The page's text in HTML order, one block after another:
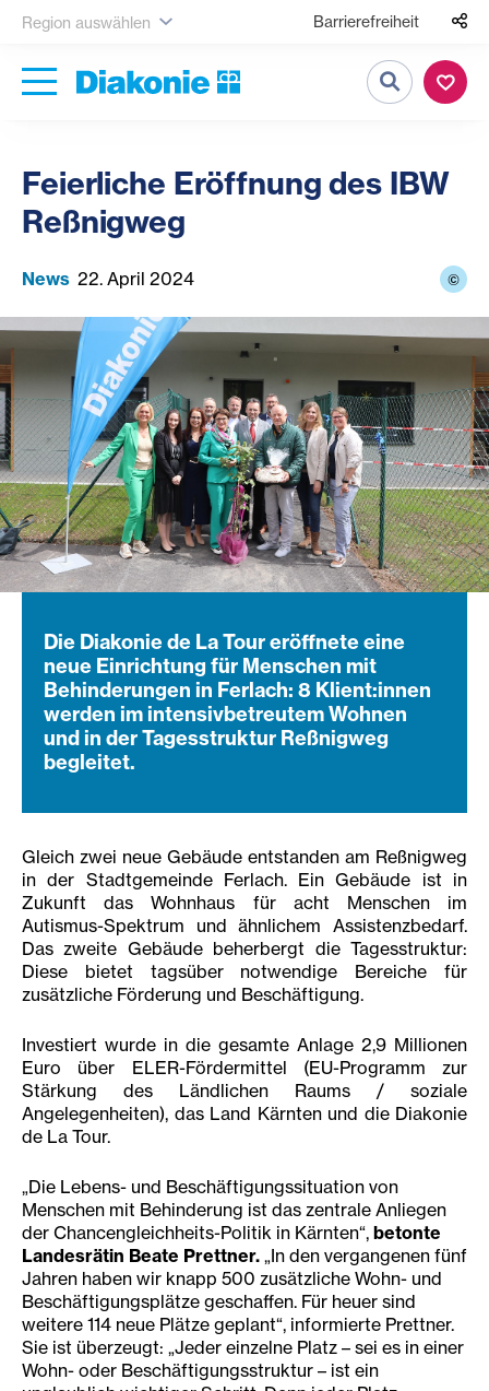
Region auswählen Barrierefreiheit
Suche
Feierliche Eröffnung des IBW
Reßnigweg
News 22. April 2024 ©
Die Diakonie de La Tour eröffnete eine
neue Einrichtung für Menschen mit
Behinderungen in Ferlach: 8 Klient:innen
werden im intensivbetreutem Wohnen
und in der Tagesstruktur Reßnigweg
begleitet.
Gleich zwei neue Gebäude entstanden am Reßnigweg
in der Stadtgemeinde Ferlach. Ein Gebäude ist in
Zukunft das Wohnhaus für acht Menschen im
Autismus-Spektrum und ähnlichem Assistenzbedarf.
Das zweite Gebäude beherbergt die Tagesstruktur:
Diese bietet tagsüber notwendige Bereiche für
zusätzliche Förderung und Beschäftigung.
Investiert wurde in die gesamte Anlage 2,9 Millionen
Euro über ELER-Fördermittel (EU-Programm zur
Stärkung des Ländlichen Raums / soziale
Angelegenheiten), das Land Kärnten und die Diakonie
de La Tour.
„Die Lebens- und Beschäftigungssituation von
Menschen mit Behinderung ist das zentrale Anliegen
der Chancengleichheits-Politik in Kärnten“, betonte
Landesrätin Beate Prettner. „In den vergangenen fünf
Jahren haben wir knapp 500 zusätzliche Wohn- und
Beschäftigungsplätze geschaffen. Für heuer sind
weitere 114 neue Plätze geplant“, informierte Prettner.
Sie ist überzeugt: „Jeder einzelne Platz – sei es in einer
Wohn- oder Beschäftigungsstruktur – ist ein